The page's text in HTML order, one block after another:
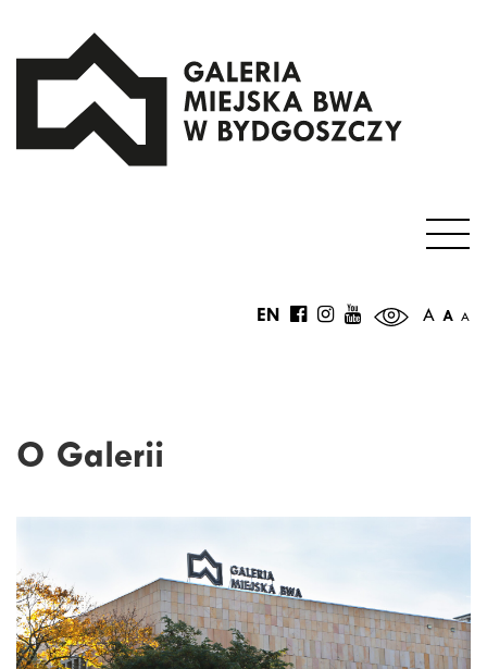
A A A
EN
O Galerii